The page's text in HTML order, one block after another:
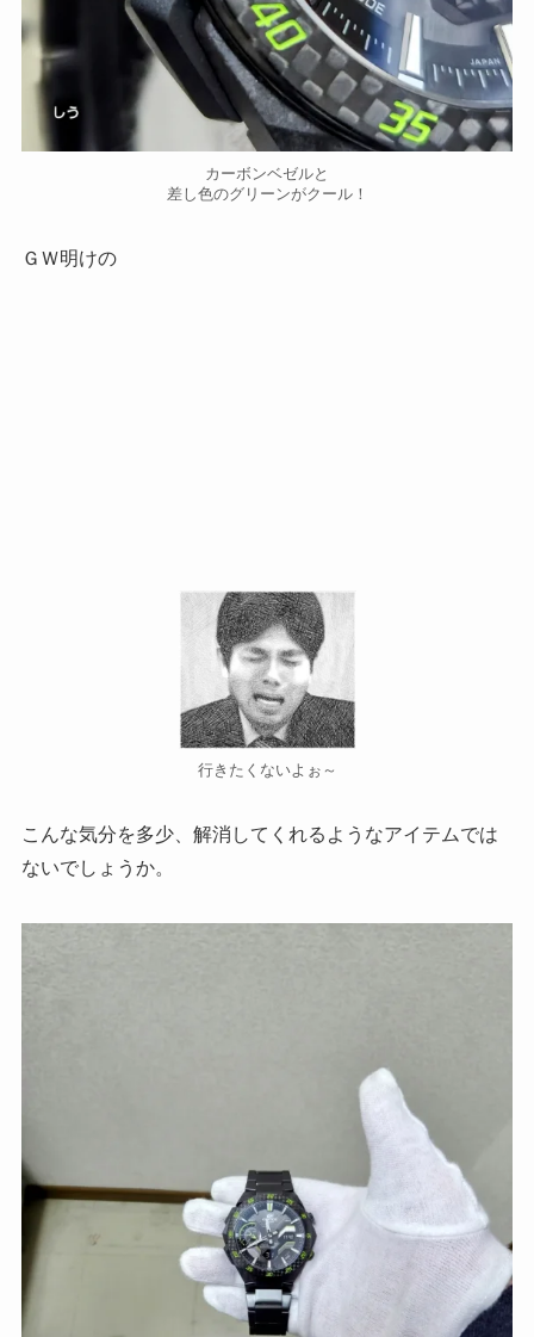
カーボンベゼルと
差し色のグリーンがクール！
ＧＷ明けの
行きたくないよぉ～
こんな気分を多少、解消してくれるようなアイテムでは
ないでしょうか。